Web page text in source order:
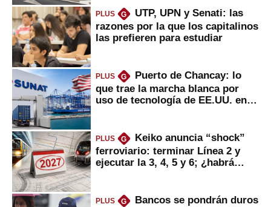
PLUS G
UTP, UPN y Senati: las
razones por la que los capitalinos
las prefieren para estudiar
PLUS G
Puerto de Chancay: lo
que trae la marcha blanca por
uso de tecnología de EE.UU. en
PLUS G
Keiko anuncia “shock”
ferroviario: terminar Línea 2 y
ejecutar la 3, 4, 5 y 6; ¿habrá
PLUS G
Bancos se pondrán duros